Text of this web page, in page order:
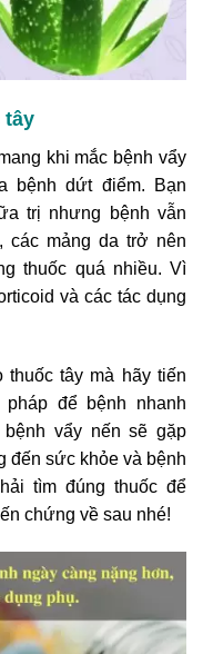
tây
khi mắc bệnh vẩy
bệnh dứt điểm. Bạn
trị nhưng bệnh vẫn
các mảng da trở nên
thuốc quá nhiều. Vì
và các tác dụng
thuốc tây mà hãy tiến
để bệnh nhanh
vẩy nến sẽ gặp
đến sức khỏe và bệnh
tìm đúng thuốc để
chứng về sau nhé!